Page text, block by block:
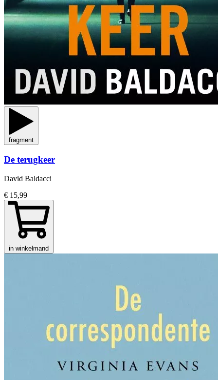
fragment
De terugkeer
David Baldacci
€ 15,99
in winkelmand